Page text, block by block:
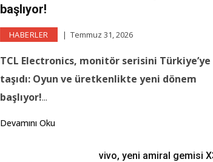
başlıyor!
HABERLER Temmuz 31, 2026
TCL Electronics, monitör serisini Türkiye’ye
taşıdı: Oyun ve üretkenlikte yeni dönem
başlıyor!...
Devamını Oku
vivo, yeni amiral gemisi